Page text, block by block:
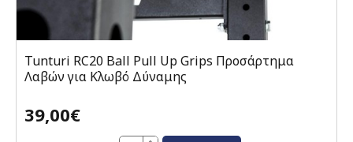
Tunturi RC20 Ball Pull Up Grips Προσάρτημα
Λαβών για Κλωβό Δύναμης
39,00€